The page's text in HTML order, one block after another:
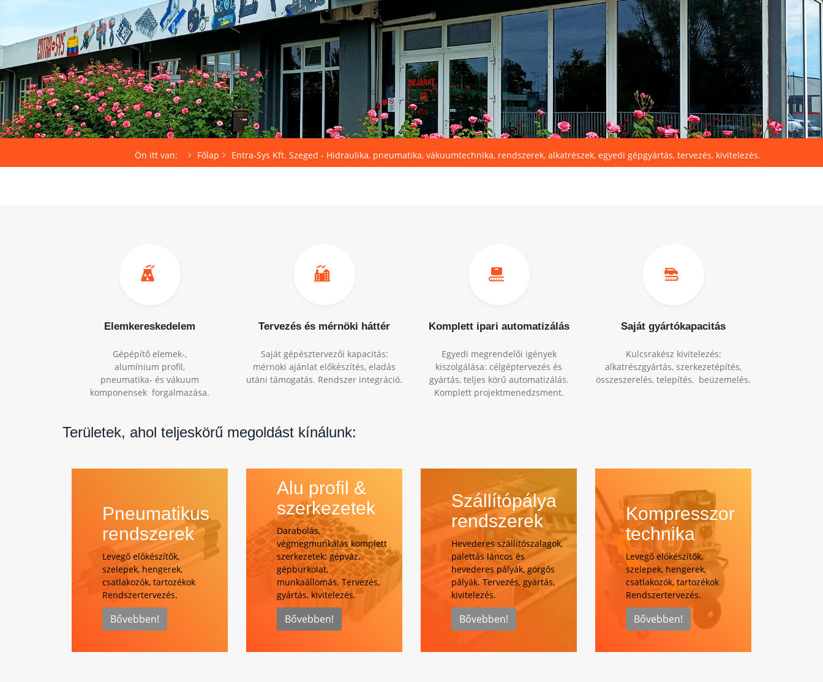
Ön itt van: Főlap Entra-Sys Kft. Szeged - Hidraulika, pneumatika, vákuumtechnika, rendszerek, alkatrészek, egyedi gépgyártás, tervezés, kivitelezés.
Elemkereskedelem
Gépépítő elemek-,
alumínium profil,
pneumatika- és vákuum
komponensek forgalmazása.
Tervezés és mérnöki háttér
Saját gépésztervezői kapacitás:
mérnöki ajánlat előkészítés, eladás
utáni támogatás. Rendszer integráció.
Komplett ipari automatizálás
Egyedi megrendelői igények
kiszolgálása: célgéptervezés és
gyártás, teljes körű automatizálás.
Komplett projektmenedzsment.
Saját gyártókapacitás
Kulcsrakész kivitelezés:
alkatrészgyártás, szerkezetépítés,
összeszerelés, telepítés, beüzemelés.
Területek, ahol teljeskörű megoldást kínálunk:
Pneumatikus
rendszerek
Levegő előkészítők,
szelepek, hengerek,
csatlakozók, tartozékok
Rendszertervezés.
Bővebben!
Alu profil &
szerkezetek
Darabolás,
végmegmunkálás komplett
szerkezetek: gépváz,
gépburkolat,
munkaállomás. Tervezés,
gyártás, kivitelezés.
Bővebben!
Szállítópálya
rendszerek
Hevederes szállítószalagok,
palettás láncos és
hevederes pályák, görgős
pályák. Tervezés, gyártás,
kivitelezés.
Bővebben!
Kompresszor
technika
Levegő előkészítők,
szelepek, hengerek,
csatlakozók, tartozékok
Rendszertervezés.
Bővebben!